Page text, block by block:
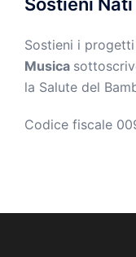
Sostieni i progetti
Musica
la Salute del
Codice fiscale